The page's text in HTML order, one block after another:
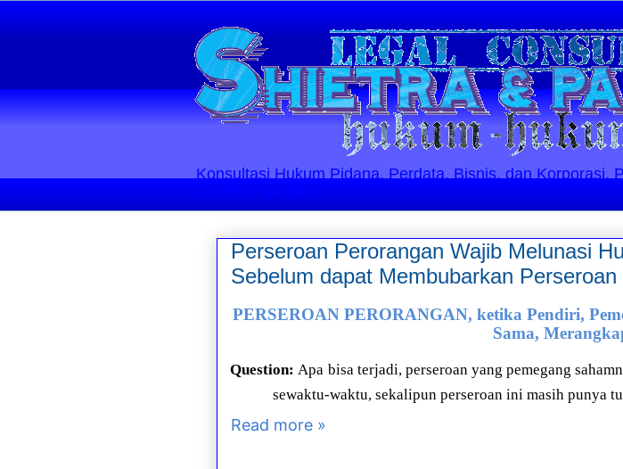
Konsultasi Hukum Pidana, Perdata, Bisnis, dan Korporasi.
Layanan Berlaku
Perseroan Perorangan Wajib Melunasi
Sebelum dapat Membubarkan Perseroan
PERSEROAN PERORANGAN, ketika Pendiri,
Sama,
Question: Apa bisa terjadi, perseroan yang pemegang
sewaktu-waktu, sekalipun perseroan ini masih punya
Read more »